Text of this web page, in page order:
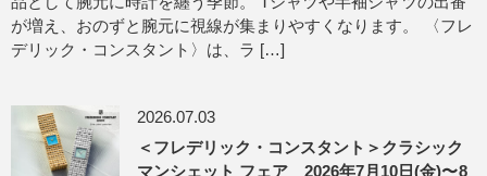
が増え、おのずと腕元に視線が集まりやすくなります。 〈フレ
デリック・コンスタント〉は、ラ […]
2026.07.03
＜フレデリック・コンスタント＞クラシック
マンシェット フェア 2026年7月10日(金)〜8